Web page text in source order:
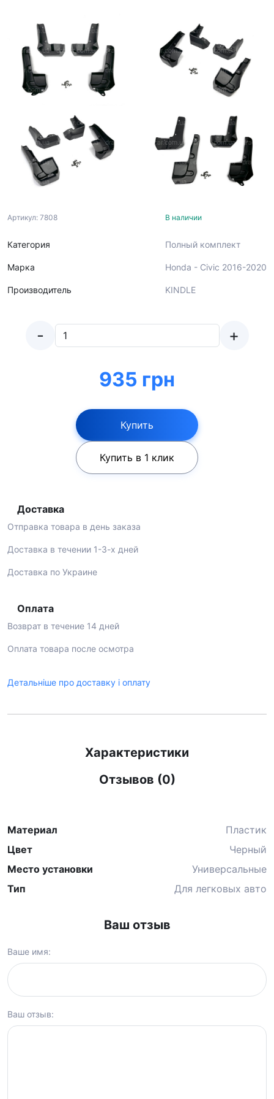
Артикул: 7808
Категория
Марка
Производитель
В наличии
Полный комплект
Honda - Civic 2016-2020
KINDLE
- +
935 грн
Купить
Купить в 1 клик
Доставка
Отправка товара в день заказа
Доставка в течении 1-3-х дней
Доставка по Украине
Оплата
Возврат в течение 14 дней
Оплата товара после осмотра
Детальніше про доставку і оплату
Характеристики
Отзывов (0)
Материал
Пластик
Цвет
Черный
Место установки
Универсальные
Тип
Для легковых авто
Ваш отзыв
Ваше имя:
Ваш отзыв: